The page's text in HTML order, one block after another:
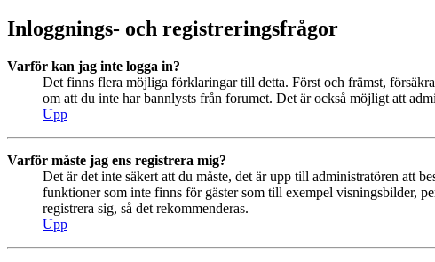
Inloggnings- och registreringsfrågor
Varför kan jag inte logga in?
Det finns flera möjliga förklaringar till detta. Först och främst,
om att du inte har bannlysts från forumet. Det är också möjligt att
Upp
Varför måste jag ens registrera mig?
Det är det inte säkert att du måste, det är upp till administratören att
funktioner som inte finns för gäster som till exempel visningsbilder,
registrera sig, så det rekommenderas.
Upp